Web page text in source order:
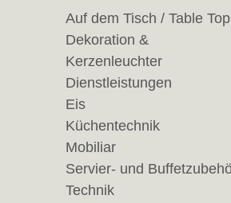
Auf dem Tisch / Table Top
Dekoration &
Kerzenleuchter
Dienstleistungen
Eis
Küchentechnik
Mobiliar
Servier- und
Technik